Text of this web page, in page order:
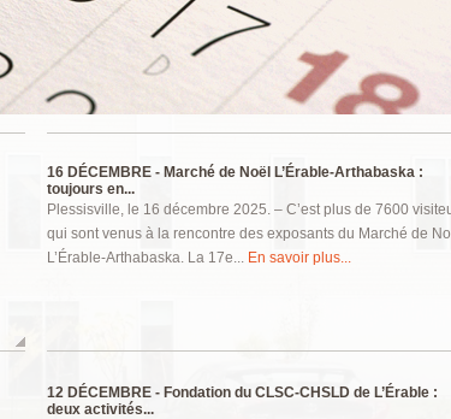
16 DÉCEMBRE - Marché de Noël L’Érable-Arthabaska :
toujours en...
Plessisville, le 16 décembre 2025. – C’est plus de 7600
qui sont venus à la rencontre des exposants du Marché de
L’Érable-Arthabaska. La 17e... En savoir plus...
12 DÉCEMBRE - Fondation du CLSC-CHSLD de L’Érable :
deux activités...